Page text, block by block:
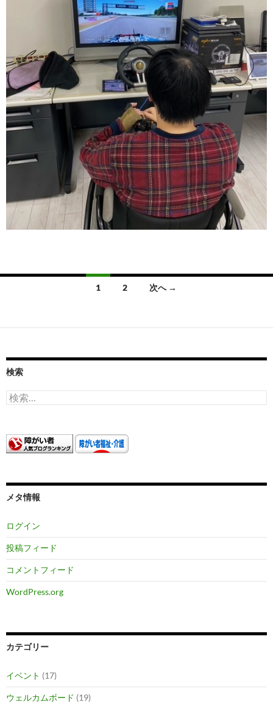
ナ
ゲ
ー
ョ
ン
1 2 次へ →
検索
検
索:
メタ情報
ログイン
投稿フィード
コメントフィード
WordPress.org
カテゴリー
イベント (17)
ウェルカムボード (19)